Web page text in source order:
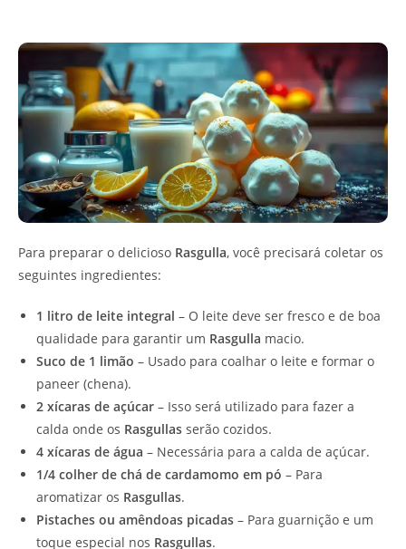
Para preparar o delicioso Rasgulla, você precisará coletar os
seguintes ingredientes:
1 litro de leite integral – O leite deve ser fresco e de boa
qualidade para garantir um Rasgulla macio.
Suco de 1 limão – Usado para coalhar o leite e formar o
paneer (chena).
2 xícaras de açúcar – Isso será utilizado para fazer a
calda onde os Rasgullas serão cozidos.
4 xícaras de água – Necessária para a calda de açúcar.
1/4 colher de chá de cardamomo em pó – Para
aromatizar os Rasgullas.
Pistaches ou amêndoas picadas – Para guarnição e um
toque especial nos Rasgullas.